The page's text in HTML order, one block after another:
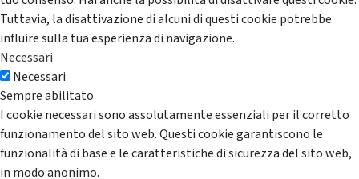
Tuttavia, la disattivazione di alcuni di questi cookie potrebbe
influire sulla tua esperienza di navigazione.
Necessari
Necessari
Sempre abilitato
I cookie necessari sono assolutamente essenziali per il corretto
funzionamento del sito web. Questi cookie garantiscono le
funzionalità di base e le caratteristiche di sicurezza del sito web,
in modo anonimo.